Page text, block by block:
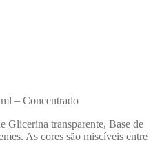
– Concentrado
Glicerina transparente, Base de
As cores são miscíveis entre